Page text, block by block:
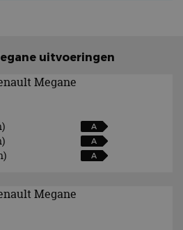
uitvoeringen
A
A
A